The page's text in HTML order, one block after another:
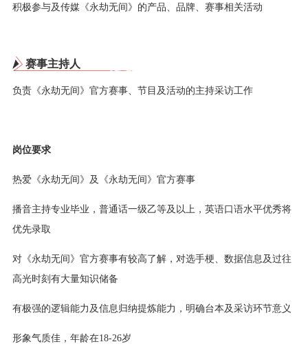
积极参与及传媒《永劫无间》的产品、品牌、赛事相关活动
赛事主持人
负责《永劫无间》官方赛事、节目及活动的主持采访工作
岗位要求
热爱《永劫无间》及《永劫无间》官方赛事
播音主持专业毕业，普通话一级乙等及以上，英语口语水平优秀将
优先录取
对《永劫无间》官方赛事有较高了解，对选手梗、数据信息及过往
高光时刻有大量知识储备
有极强的逻辑能力及信息归纳提炼能力，明确台本及采访环节意义
形象气质佳，年龄在18-26岁